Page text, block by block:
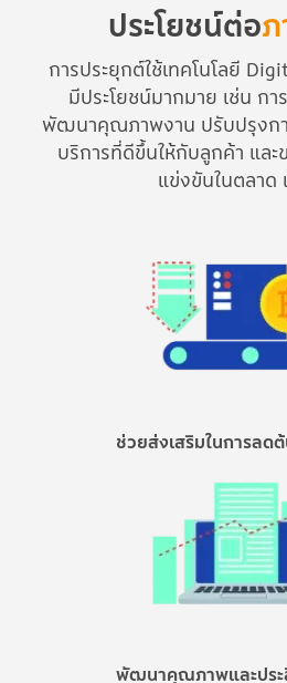
ประโยชน์ต่อ
การประยุกต์ใช้เทคโนโลยี
มีประโยชน์มากมาย เช่น ก
พัฒนาคุณภาพงาน ปรับปรุงก
บริการที่ดีขึ้นให้กับลูกค้า และ
แข่งขันในตลาด
ช่วยส่งเสริมในการลด
พัฒนาคุณภาพและประ